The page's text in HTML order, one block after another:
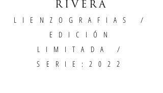
RIVERA
LIENZOGRAFIAS
/
EDICIÓN
LIMITADA /
SERIE:2022